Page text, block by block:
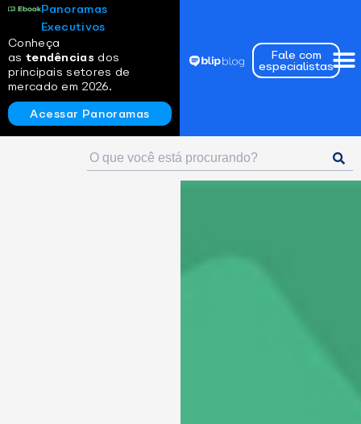
Panoramas
Executivos
Conheça
as tendências dos
principais setores de
mercado em 2026.
Acessar Panoramas
Fale com
especialistas